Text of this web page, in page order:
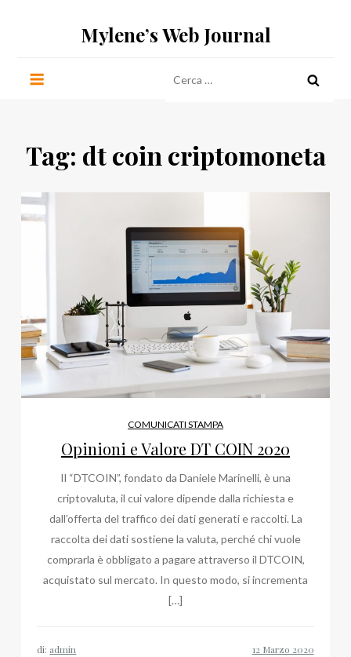
Mylene’s Web Journal
per:
Tag: dt coin criptomoneta
COMUNICATI STAMPA
Opinioni e Valore DT COIN 2020
Il “DTCOIN”, fondato da Daniele Marinelli, è una
criptovaluta, il cui valore dipende dalla richiesta e
dall’offerta del traffico dei dati generati e raccolti. La
raccolta dei dati sostiene la valuta, perché chi vuole
comprarla è obbligato a pagare attraverso il DTCOIN,
acquistato sul mercato. In questo modo, si incrementa
[…]
di: admin